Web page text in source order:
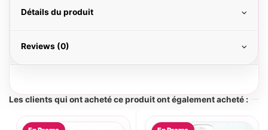
Détails du produit
Reviews (0)
Les clients qui ont acheté ce produit ont également acheté :